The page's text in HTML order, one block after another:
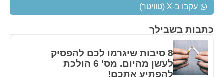
כתבות בשבילך
8 סיבות שיגרמו לכם להפסיק
לעשן מהיום. מס' 6 הולכת
להפתיע אתכם!
עקבו ב-X (טוויטר)